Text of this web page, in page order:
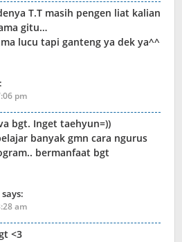
T.T masih pengen liat kalian
gitu…
lucu tapi ganteng ya dek ya^^
pm
bgt. Inget taehyun=))
banyak gmn cara ngurus
bermanfaat bgt
says:
am
<3